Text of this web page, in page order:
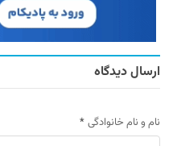
ارسال دیدگاه
نام و نام خانوادگی *